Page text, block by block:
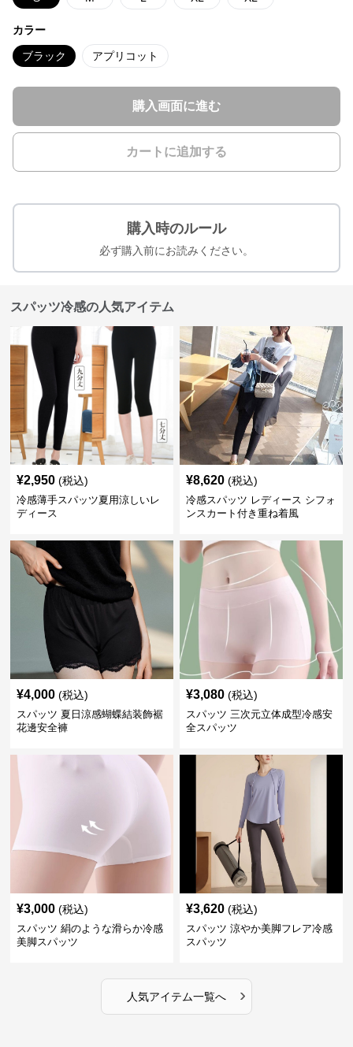
カラー
ブラック アプリコット
購入画面に進む
カートに追加する
購入時のルール
必ず購入前にお読みください。
スパッツ冷感の人気アイテム
¥2,950 (税込)
冷感薄手スパッツ夏用涼しいレ
ディース
¥8,620 (税込)
冷感スパッツ レディース シフォ
ンスカート付き重ね着風
¥4,000 (税込)
スパッツ 夏日涼感蝴蝶結装飾裾
花邊安全褲
¥3,080 (税込)
スパッツ 三次元立体成型冷感安
全スパッツ
¥3,000 (税込)
スパッツ 絹のような滑らか冷感
美脚スパッツ
¥3,620 (税込)
スパッツ 涼やか美脚フレア冷感
スパッツ
人気アイテム一覧へ ›